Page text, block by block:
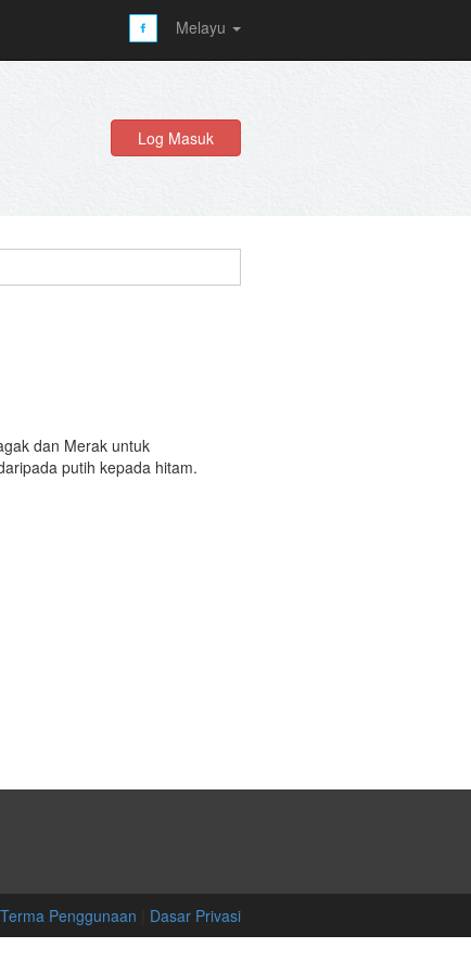
Melayu
Log Masuk
dan Merak untuk
putih kepada hitam.
Terma Penggunaan Dasar Privasi